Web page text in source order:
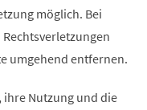
möglich. Bei
umgehend entfernen.
Nutzung und die